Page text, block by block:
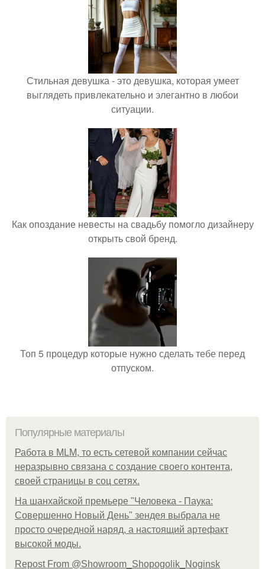
Стильная девушка - это девушка, которая умеет
выглядеть привлекательно и элегантно в любои
ситуации.
Как опоздание невесты на свадьбу помогло дизайнеру
открыть свой бренд.
Топ 5 процедур которые нужно сделать тебе перед
отпуском.
Популярные материалы
Работа в MLM, то есть сетевой компании сейчас
неразрывно связана с создание своего контента,
своей страницы в соц сетях.
На шанхайской премьере "Человека - Паука:
Совершенно Новый День" зендея выбрала не
просто очередной наряд, а настоящий артефакт
высокой моды.
Repost From @Showroom_Shopogolik_Noginsk